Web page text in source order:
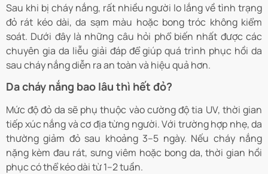
Sau khi bị cháy nắng, rất nhiều người lo lắng về tình trạng
đỏ rát kéo dài, da sạm màu hoặc bong tróc không kiểm
soát. Dưới đây là những câu hỏi phổ biến nhất được các
chuyên gia da liễu giải đáp để giúp quá trình phục hồi da
sau cháy nắng diễn ra an toàn và hiệu quả hơn.
Da cháy nắng bao lâu thì hết đỏ?
Mức độ đỏ da sẽ phụ thuộc vào cường độ tia UV, thời gian
tiếp xúc nắng và cơ địa từng người. Với trường hợp nhẹ, da
thường giảm đỏ sau khoảng 3–5 ngày. Nếu cháy nắng
nặng kèm đau rát, sưng viêm hoặc bong da, thời gian hồi
phục có thể kéo dài từ 1–2 tuần.